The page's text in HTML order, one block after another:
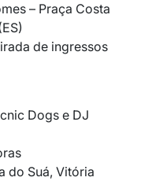
– Praça Costa
de ingressos
Dogs e DJ
do Suá, Vitória